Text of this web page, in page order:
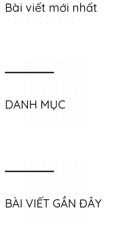
Bài viết mới nhất
DANH MỤC
BÀI VIẾT GẦN ĐÂY